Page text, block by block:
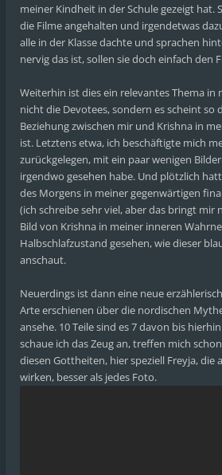
meiner Kindheit in der Schule gezeigt hat.
die Filme angehalten und irgendetwas
alle in der Klasse dachte und sprachen
nervig das ist, sollen sie doch einfach den
Weiterhin ist dies ein relevantes Thema in
nicht die Devotees, sondern es scheint so
Beziehung zwischen mir und Krishna in
ist. Letztens etwa, ich beschäftigte mich
zurückgelegen, mit ein paar wenigen
irgendwo gesehen habe. Und plötzlich
des Morgens in meiner gegenwärtigen
(ich schreibe sehr viel, aber das bringt mir
Bild von Krishna in meiner inneren
Halbschlafzustand gesehen, wie dieser
anschaut.
Neuerdings ist dann eine neue
Arte erschienen über die nordischen
ansehe. 10 Teile sind es 7 davon bis
schaue ich das Zeug an, treffen mich
diesen Gottheiten, hier speziell Freyja, die
wirken, besser als jedes Foto.